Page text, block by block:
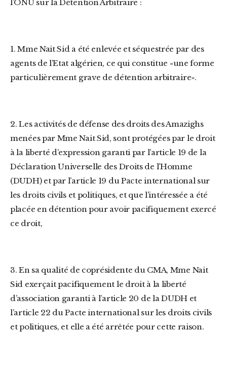
l’ONU sur la Détention Arbitraire :
1. Mme Nait Sid a été enlevée et séquestrée par des
agents de l’Etat algérien, ce qui constitue «une forme
particulièrement grave de détention arbitraire».
2. Les activités de défense des droits des Amazighs
menées par Mme Nait Sid, sont protégées par le droit
à la liberté d’expression garanti par l’article 19 de la
Déclaration Universelle des Droits de l’Homme
(DUDH) et par l’article 19 du Pacte international sur
les droits civils et politiques, et que l’intéressée a été
placée en détention pour avoir pacifiquement exercé
ce droit,
3. En sa qualité de coprésidente du CMA, Mme Nait
Sid exerçait pacifiquement le droit à la liberté
d’association garanti à l’article 20 de la DUDH et
l’article 22 du Pacte international sur les droits civils
et politiques, et elle a été arrêtée pour cette raison.